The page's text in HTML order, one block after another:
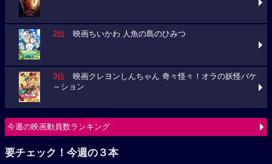
2位 映画ちいかわ 人魚の島のひみつ
3位 映画クレヨンしんちゃん 奇々怪々！オラの妖怪バケ
～ション
今週の映画動員数ランキング
要チェック！今週の３本